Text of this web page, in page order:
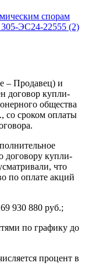
спорам
ЭС24-22555 (2)
– Продавец) и
договор купли-
общества
со сроком оплаты
договору купли-
что
по оплате акций
930 880 руб.;
по графику до
процент в